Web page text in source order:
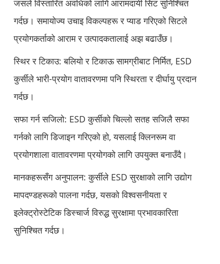
जसले विस्तारित अवधिको लागि आरामदायी सिट सुनिश्चित
गर्दछ। समायोज्य उचाइ विकल्पहरू र प्याड गरिएको सिटले
प्रयोगकर्ताको आराम र उत्पादकतालाई अझ बढाउँछ।
स्थिर र टिकाउ: बलियो र टिकाऊ सामग्रीबाट निर्मित, ESD
कुर्सीले भारी-प्रयोग वातावरणमा पनि स्थिरता र दीर्घायु प्रदान
गर्दछ।
सफा गर्न सजिलो: ESD कुर्सीको चिल्लो सतह सजिलै सफा
गर्नको लागि डिजाइन गरिएको हो, यसलाई क्लिनरूम वा
प्रयोगशाला वातावरणमा प्रयोगको लागि उपयुक्त बनाउँदै।
मानकहरूसँग अनुपालन: कुर्सीले ESD सुरक्षाको लागि उद्योग
मापदण्डहरूको पालना गर्दछ, यसको विश्वसनीयता र
इलेक्ट्रोस्टेटिक डिस्चार्ज विरुद्ध सुरक्षामा प्रभावकारिता
सुनिश्चित गर्दछ।